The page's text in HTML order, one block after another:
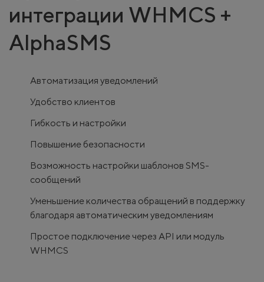
интеграции WHMCS +
AlphaSMS
Автоматизация уведомлений
Удобство клиентов
Гибкость и настройки
Повышение безопасности
Возможность настройки шаблонов SMS-
сообщений
Уменьшение количества обращений в поддержку
благодаря автоматическим уведомлениям
Простое подключение через API или модуль
WHMCS